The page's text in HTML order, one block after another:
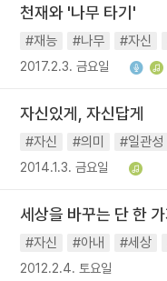
천재와 '나무 타기'
#재능 #나무 #자신
2017.2.3. 금요일
자신있게, 자신답게
#자신 #의미 #일관성
2014.1.3. 금요일
세상을 바꾸는 단 한
#자신 #아내 #세상
2012.2.4. 토요일